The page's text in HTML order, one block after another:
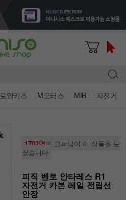
로얄키즈 M모터스 MIB 자전거
1702명의 고객님이 이 상품을 보
셨습니다
피직 벤토 안타레스 R1
자전거 카본 레일 전립선
안장